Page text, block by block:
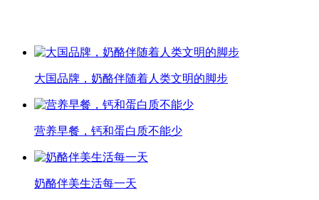
大国品牌，奶酪伴随着人类文明的脚步
营养早餐，钙和蛋白质不能少
奶酪伴美生活每一天